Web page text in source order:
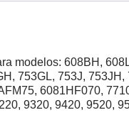
modelos: 608BH,
753GL, 753J,
6081HF070,
9320, 9420, 9520,